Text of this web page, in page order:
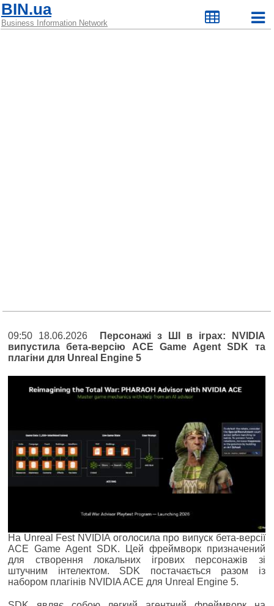
BIN.ua
Business Information Network
09:50 18.06.2026
Персонажі з ШІ в іграх: NVIDIA
випустила бета-версію ACE Game Agent SDK та
плагіни для Unreal Engine 5
На Unreal Fest NVIDIA оголосила про випуск бета-версії
ACE Game Agent SDK. Цей фреймворк призначений
для створення локальних ігрових персонажів зі
штучним інтелектом. SDK постачається разом із
набором плагінів NVIDIA ACE для Unreal Engine 5.